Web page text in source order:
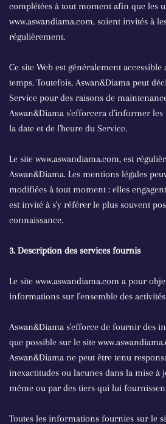
complétées à tout moment afin que les
www.aswandiama.com, soient invités à
régulièrement.
Ce site Web est généralement
temps. Toutefois, Aswan&Diama peut
Service pour des raisons de
Aswan&Diama s'efforcera d'informer les
la date et de l'heure du Service.
Le site www.aswandiama.com, est
Aswan&Diama. Les mentions légales
modifiées à tout moment : elles
est invité à s'y référer le plus souvent
connaissance.
3. Description des services fournis
Le site www.aswandiama.com a pour
informations sur l'ensemble des
Aswan&Diama s'efforce de fournir des
que possible sur le site
Aswan&Diama ne peut être tenu
inexactitudes ou lacunes dans la mise à
même ou par des tiers qui lui
Toutes les informations fournies sur le